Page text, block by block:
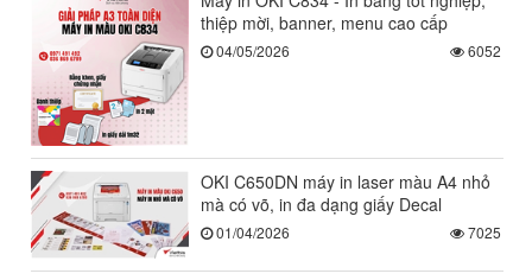
thiệp mời, banner, menu cao cấp
04/05/2026 6052
OKI C650DN máy in laser màu A4 nhỏ
mà có võ, in đa dạng giấy Decal
01/04/2026 7025